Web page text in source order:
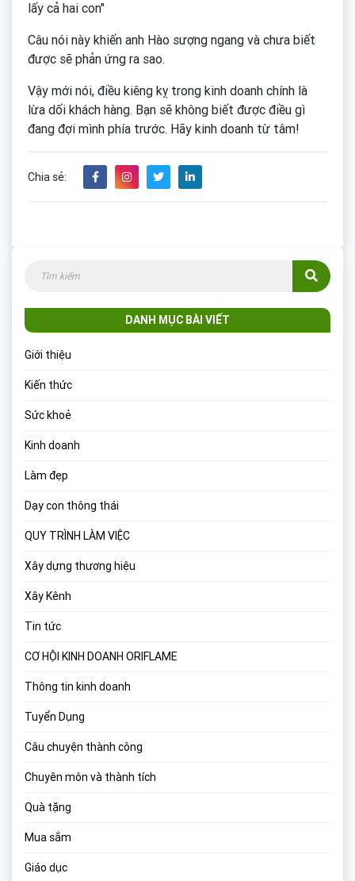
lấy cả hai con"
Câu nói này khiến anh Hào sượng ngang và chưa biết
được sẽ phản ứng ra sao.
Vậy mới nói, điều kiêng kỵ trong kinh doanh chính là
lừa dối khách hàng. Bạn sẽ không biết được điều gì
đang đợi mình phía trước. Hãy kinh doanh từ tâm!
Chia sẻ:
DANH MỤC BÀI VIẾT
Giới thiệu
Kiến thức
Sức khoẻ
Kinh doanh
Làm đẹp
Dạy con thông thái
QUY TRÌNH LÀM VIỆC
Xây dựng thương hiệu
Xây Kênh
Tin tức
CƠ HỘI KINH DOANH ORIFLAME
Thông tin kinh doanh
Tuyển Dụng
Câu chuyện thành công
Chuyên môn và thành tích
Quà tặng
Mua sắm
Giáo dục